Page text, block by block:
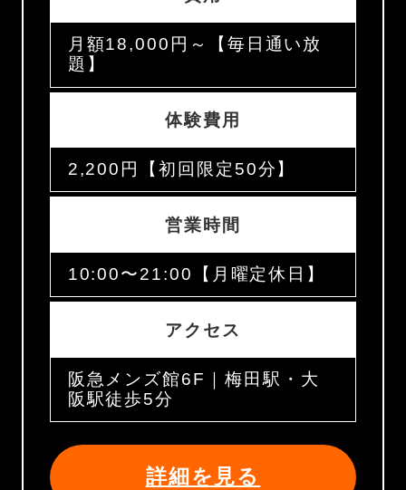
月額18,000円～【毎日通い放
題】
体験費用
2,200円【初回限定50分】
営業時間
10:00〜21:00【月曜定休日】
アクセス
阪急メンズ館6F｜梅田駅・大
阪駅徒歩5分
詳細を見る